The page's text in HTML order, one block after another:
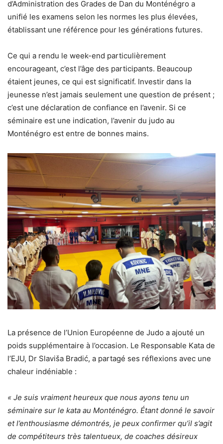
d’Administration des Grades de Dan du Monténégro a
unifié les examens selon les normes les plus élevées,
établissant une référence pour les générations futures.
Ce qui a rendu le week-end particulièrement
encourageant, c’est l’âge des participants. Beaucoup
étaient jeunes, ce qui est significatif. Investir dans la
jeunesse n’est jamais seulement une question de présent ;
c’est une déclaration de confiance en l’avenir. Si ce
séminaire est une indication, l’avenir du judo au
Monténégro est entre de bonnes mains.
La présence de l’Union Européenne de Judo a ajouté un
poids supplémentaire à l’occasion. Le Responsable Kata de
l’EJU, Dr Slaviša Bradić, a partagé ses réflexions avec une
chaleur indéniable :
« Je suis vraiment heureux que nous ayons tenu un
séminaire sur le kata au Monténégro. Étant donné le savoir
et l’enthousiasme démontrés, je peux confirmer qu’il s’agit
de compétiteurs très talentueux, de coaches désireux